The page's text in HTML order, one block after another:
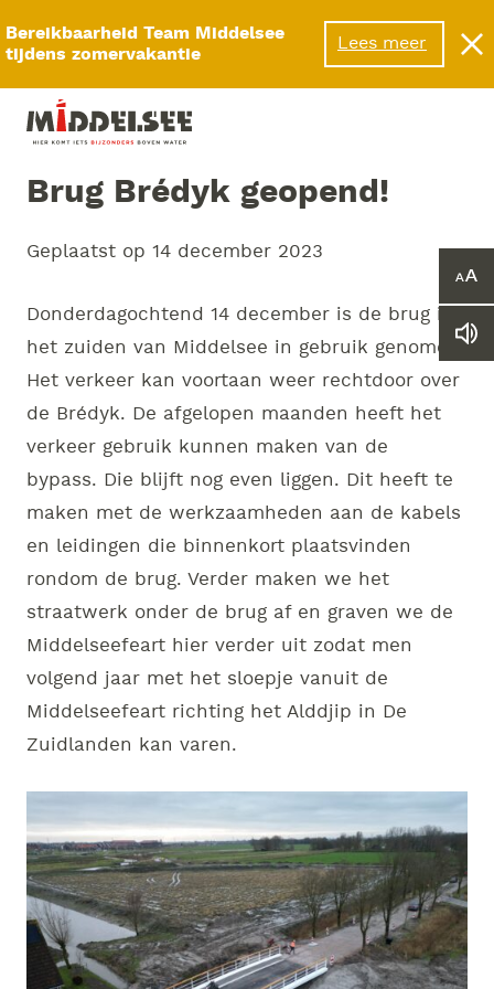
Bereikbaarheid Team Middelsee
tijdens zomervakantie
Lees meer
Menu
of
Brug Brédyk geopend!
Geplaatst op 14 december 2023
Donderdagochtend 14 december is de brug in
het zuiden van Middelsee in gebruik genomen.
Het verkeer kan voortaan weer rechtdoor over
de Brédyk. De afgelopen maanden heeft het
verkeer gebruik kunnen maken van de
bypass. Die blijft nog even liggen. Dit heeft te
maken met de werkzaamheden aan de kabels
en leidingen die binnenkort plaatsvinden
rondom de brug. Verder maken we het
straatwerk onder de brug af en graven we de
Middelseefeart hier verder uit zodat men
volgend jaar met het sloepje vanuit de
Middelseefeart richting het Alddjip in De
Zuidlanden kan varen.